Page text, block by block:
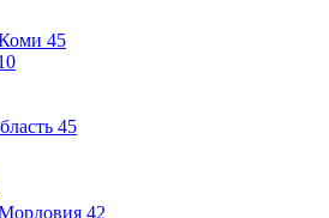
45
45
42